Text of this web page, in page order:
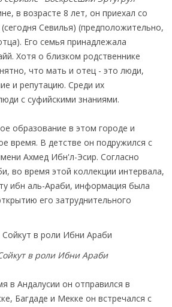
в возрасте 8 лет, он приехал со
Севилья) (предположительно,
Его семья принадлежала
Хотя о близком родственнике
что мать и отец - это люди,
и репутацию. Среди их
с суфийскими знаниями.
образование в этом городе и
время. В детстве он подружился с
Ахмед Ибн'л-Эсир. Согласно
во время этой коллекции интервала,
ибн аль-Араби, информация была
его затруднительного
в роли Ибни Араби
в Андалусии он отправился в
Багдаде и Мекке он встречался с